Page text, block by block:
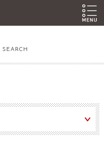
SEARCH